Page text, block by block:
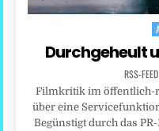
Durchgeheult
RSS-FEED
Filmkritik im öffentlich-
über eine
Begünstigt durch das